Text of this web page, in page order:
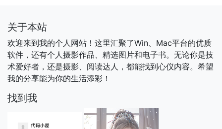
关于本站
欢迎来到我的个人网站！这里汇聚了Win、Mac平台的优质
软件，还有个人摄影作品、精选图片和电子书。无论你是技
术爱好者，还是摄影、阅读达人，都能找到心仪内容。希望
我的分享能为你的生活添彩！
找到我